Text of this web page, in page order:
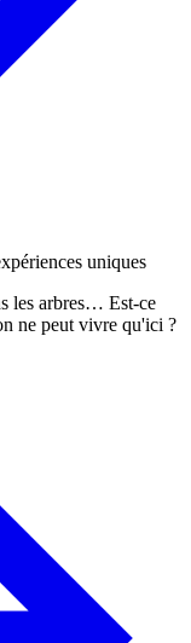
uniques
les arbres… Est-ce
ne peut vivre qu'ici ?